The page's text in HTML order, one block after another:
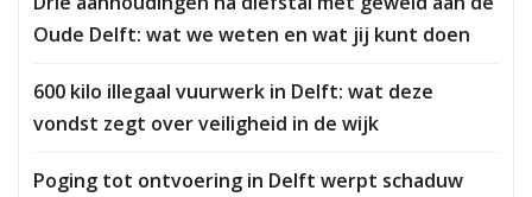
Oude Delft: wat we weten en wat jij kunt doen
600 kilo illegaal vuurwerk in Delft: wat deze
vondst zegt over veiligheid in de wijk
Poging tot ontvoering in Delft werpt schaduw